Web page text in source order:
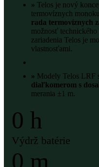
» Telos je nový
termovíznych
rada termovíznych
možnosť
zariadenia Telos je
vlastnosťami.
» Modely Telos LRF
diaľkomerom s
merania ±1 m.
0 h
Výdrž batérie
0 m